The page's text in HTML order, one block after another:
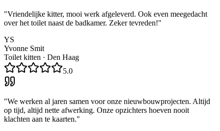
"Vriendelijke kitter, mooi werk afgeleverd. Ook even meegedacht
over het toilet naast de badkamer. Zeker tevreden!"
YS
Yvonne Smit
Toilet kitten · Den Haag
5.0
"We werken al jaren samen voor onze nieuwbouwprojecten. Altijd
op tijd, altijd nette afwerking. Onze opzichters hoeven nooit
klachten aan te kaarten."